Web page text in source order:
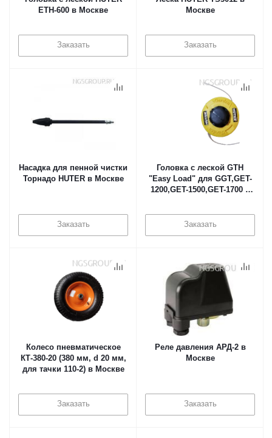
ETH-600 в Москве
Заказать
Москве
Заказать
Насадка для пенной чистки
Торнадо HUTER в Москве
Заказать
Головка с леской GTH
"Easy Load" для GGT,GET-
1200,GET-1500,GET-1700 в
Заказать
Колесо пневматическое
КТ-380-20 (380 мм, d 20 мм,
для тачки 110-2) в Москве
Заказать
Реле давления АРД-2 в
Москве
Заказать